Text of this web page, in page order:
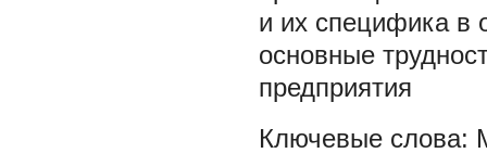
и их специфика в
основные
предприятия